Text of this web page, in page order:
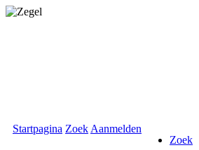
Startpagina Zoek Aanmelden
Zoek